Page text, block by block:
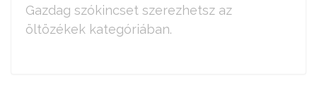
Gazdag szókincset szerezhetsz az
öltözékek kategóriában.